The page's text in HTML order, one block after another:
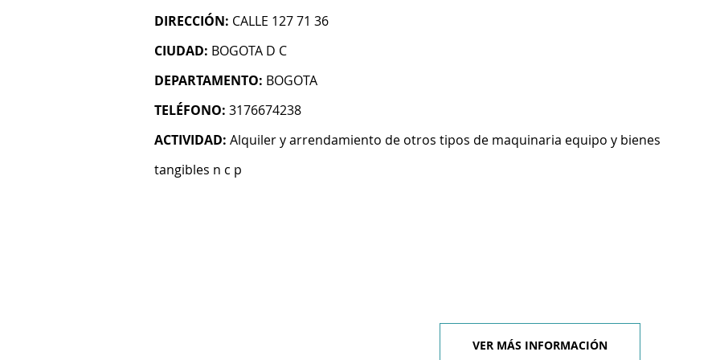
DIRECCIÓN: CALLE 127 71 36
CIUDAD: BOGOTA D C
DEPARTAMENTO: BOGOTA
TELÉFONO: 3176674238
ACTIVIDAD: Alquiler y arrendamiento de otros tipos de maquinaria equipo y bienes
tangibles n c p
VER MÁS INFORMACIÓN